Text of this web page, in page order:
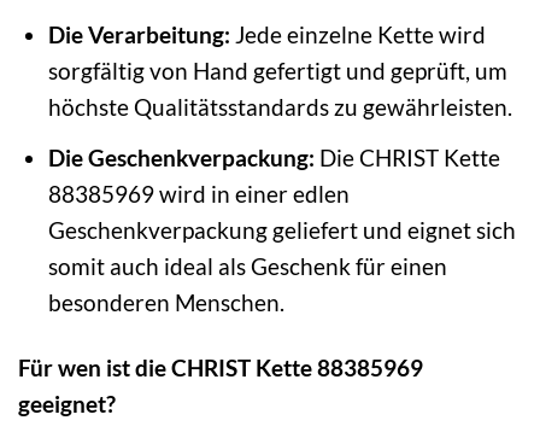
Die Verarbeitung: Jede einzelne Kette wird
sorgfältig von Hand gefertigt und geprüft, um
höchste Qualitätsstandards zu gewährleisten.
Die Geschenkverpackung: Die CHRIST Kette
88385969 wird in einer edlen
Geschenkverpackung geliefert und eignet sich
somit auch ideal als Geschenk für einen
besonderen Menschen.
Für wen ist die CHRIST Kette 88385969
geeignet?